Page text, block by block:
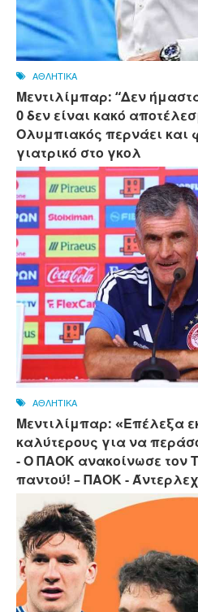
ΑΘΛΗΤΙΚΑ
Μεντιλίμπαρ: “Δεν
0 δεν είναι κακό
Ολυμπιακός περνάει και
γιατρικό στο γκολ
ΑΘΛΗΤΙΚΑ
Μεντιλίμπαρ: «Επέλεξα
καλύτερους για να
- Ο ΠΑΟΚ ανακοίνωσε τον
παντού! – ΠΑΟΚ -